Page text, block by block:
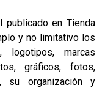
en Tienda
y no limitativo los
logotipos, marcas
gráficos, fotos,
su organización y